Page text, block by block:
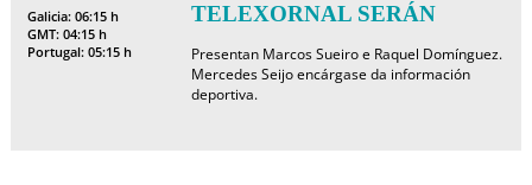
Galicia: 06:15 h
GMT: 04:15 h
Portugal: 05:15 h
TELEXORNAL SERÁN
Presentan Marcos Sueiro e Raquel Domínguez.
Mercedes Seijo encárgase da información
deportiva.